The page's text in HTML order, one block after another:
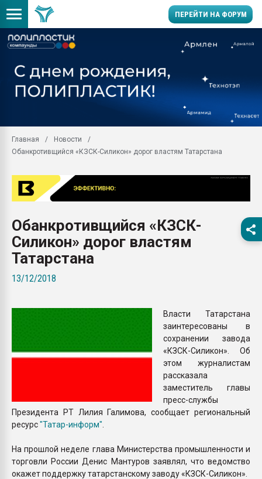
ПЕРЕЙТИ НА ФОРУМ
Вакуум-формовочные
28.07.2026
бутылок
Материал поверхности
вакуумного
Главная
Новости
Обанкротивщийся «КЗСК-Силикон» дорог властям Татарстана
Обанкротивщийся «КЗСК-
Силикон» дорог властям
Татарстана
13/12/2018
Власти Татарстана
заинтересованы в
сохранении завода
«КЗСК-Силикон». Об
этом журналистам
рассказала
заместитель главы
пресс-службы
Президента РТ Лилия Галимова, сообщает региональный
ресурс"Татар-информ"
На прошлой неделе глава Министерства промышленности и
торговли России Денис Мантуров заявлял, что ведомство
окажет поддержку татарстанскому заводу «КЗСК-Силикон».